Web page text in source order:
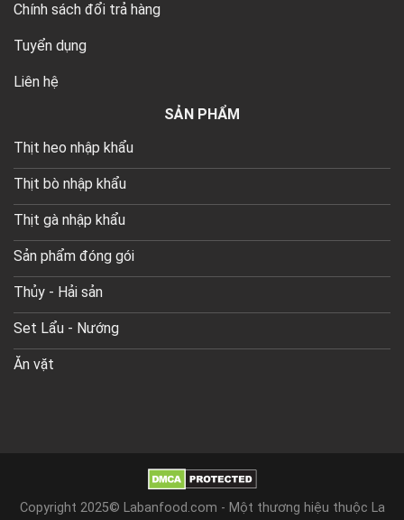
Chính sách đổi trả hàng
Tuyển dụng
Liên hệ
SẢN PHẨM
Thịt heo nhập khẩu
Thịt bò nhập khẩu
Thịt gà nhập khẩu
Sản phẩm đóng gói
Thủy - Hải sản
Set Lẩu - Nướng
Ăn vặt
Copyright 2025© Labanfood.com - Một thương hiệu thuộc La